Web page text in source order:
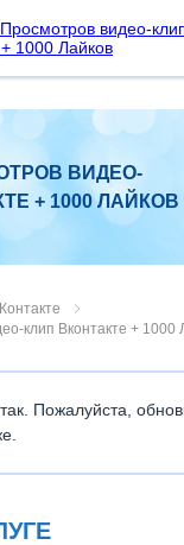
ВИДЕО-
+ 1000 ЛАЙКОВ
клип Вконтакте + 1000
Пожалуйста,